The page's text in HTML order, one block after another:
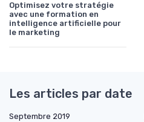
Optimisez votre stratégie
avec une formation en
intelligence artificielle pour
le marketing
Les articles par date
Septembre 2019